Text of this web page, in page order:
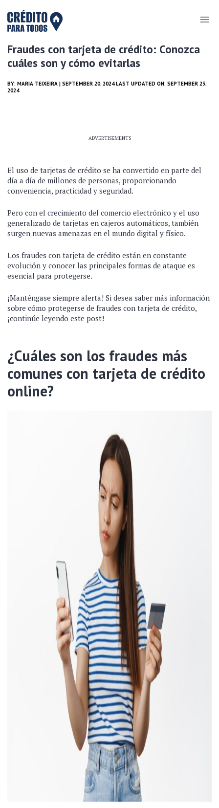
Fraudes con tarjeta de crédito: Conozca
cuáles son y cómo evitarlas
BY: MARIA TEIXEIRA | SEPTEMBER 20, 2024 LAST UPDATED ON: SEPTEMBER 23,
2024
ADVERTISEMENTS
El uso de tarjetas de crédito se ha convertido en parte del
día a día de millones de personas, proporcionando
conveniencia, practicidad y seguridad.
Pero con el crecimiento del comercio electrónico y el uso
generalizado de tarjetas en cajeros automáticos, también
surgen nuevas amenazas en el mundo digital y físico.
Los fraudes con tarjeta de crédito están en constante
evolución y conocer las principales formas de ataque es
esencial para protegerse.
¡Manténgase siempre alerta! Si desea saber más información
sobre cómo protegerse de fraudes con tarjeta de crédito,
¡continúe leyendo este post!
¿Cuáles son los fraudes más
comunes con tarjeta de crédito
online?